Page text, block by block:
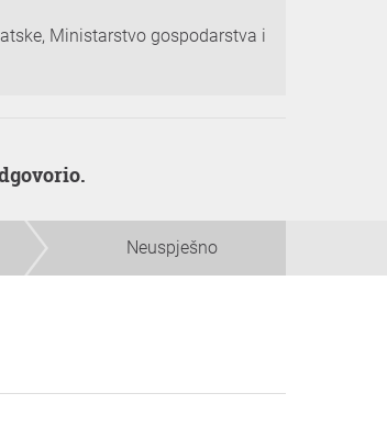
Ministarstvo gospodarstva i
Neuspješno